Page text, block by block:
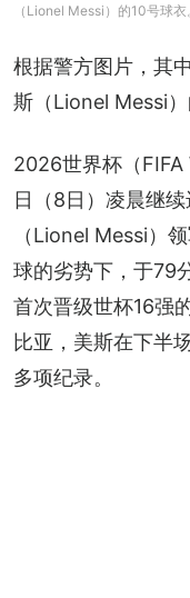
（Lionel Messi）的10号球衣
根据警方图片，其
斯（Lionel Messi）
2026世界杯（
日（8日）凌晨继
（Lionel Messi）
球的劣势下，于79
首次晋级世杯16强
比亚，美斯在下半
多项纪录。